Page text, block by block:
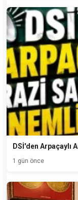
DSİ'den Arpaçaylı
1 gün önce